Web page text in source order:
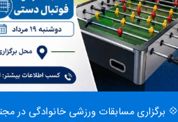
💠 برگزاری مسابقات ورزشی خانوادگی در